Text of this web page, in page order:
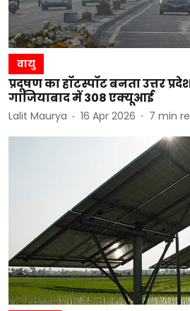
वायु
प्रदूषण का हॉटस्पॉट बनता उत्तर
गाजियाबाद में 308 एक्यूआई
Lalit Maurya 16 Apr 2026 7 min